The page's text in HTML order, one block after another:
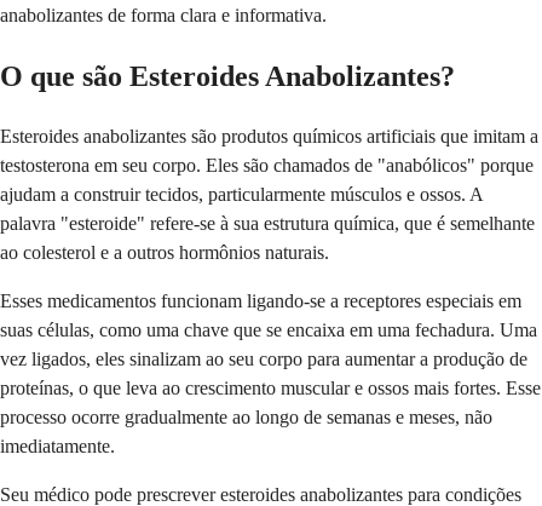
anabolizantes de forma clara e informativa.
O que são Esteroides Anabolizantes?
Esteroides anabolizantes são produtos químicos artificiais que imitam a
testosterona em seu corpo. Eles são chamados de "anabólicos" porque
ajudam a construir tecidos, particularmente músculos e ossos. A
palavra "esteroide" refere-se à sua estrutura química, que é semelhante
ao colesterol e a outros hormônios naturais.
Esses medicamentos funcionam ligando-se a receptores especiais em
suas células, como uma chave que se encaixa em uma fechadura. Uma
vez ligados, eles sinalizam ao seu corpo para aumentar a produção de
proteínas, o que leva ao crescimento muscular e ossos mais fortes. Esse
processo ocorre gradualmente ao longo de semanas e meses, não
imediatamente.
Seu médico pode prescrever esteroides anabolizantes para condições